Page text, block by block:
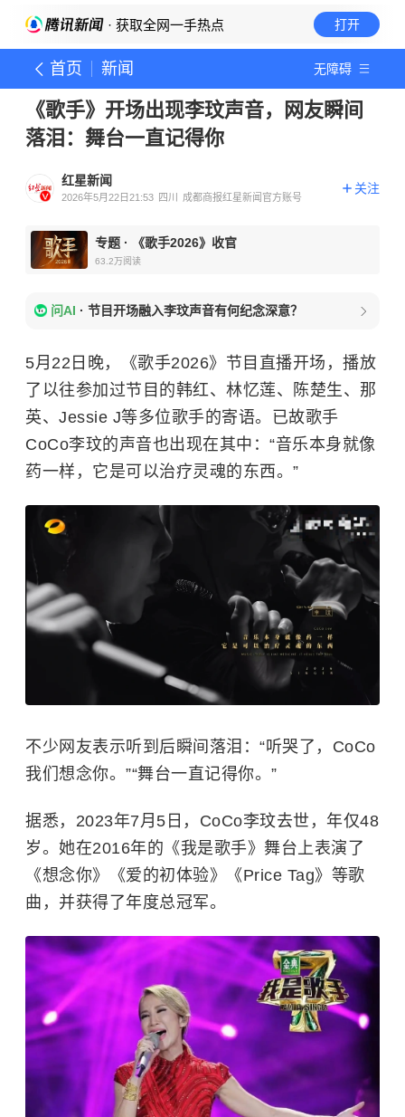
· 获取全网一手热点 打开
首页 新闻 无障碍
《歌手》开场出现李玟声音，网友瞬间
落泪：舞台一直记得你
红星新闻
2026年5月22日21:53 四川 成都商报红星新闻官方账号
关注
专题 · 《歌手2026》收官
63.2万阅读
问AI · 节目开场融入李玟声音有何纪念深意？
5月22日晚，《歌手2026》节目直播开场，播放
了以往参加过节目的韩红、林忆莲、陈楚生、那
英、Jessie J等多位歌手的寄语。已故歌手
CoCo李玟的声音也出现在其中：“音乐本身就像
药一样，它是可以治疗灵魂的东西。”
不少网友表示听到后瞬间落泪：“听哭了，CoCo
我们想念你。”“舞台一直记得你。”
据悉，2023年7月5日，CoCo李玟去世，年仅48
岁。她在2016年的《我是歌手》舞台上表演了
《想念你》《爱的初体验》《Price Tag》等歌
曲，并获得了年度总冠军。